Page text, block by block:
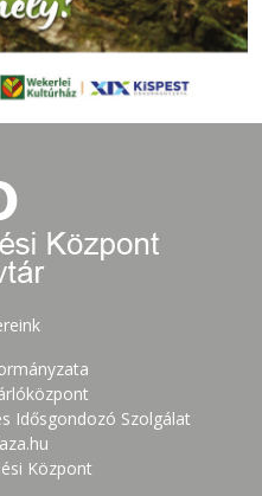
Idősgondozó Szolgálat
Központ